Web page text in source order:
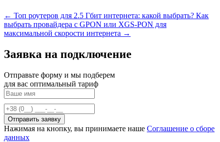
← Топ роутеров для 2.5 Гбит интернета: какой выбрать? Как
выбрать провайдера с GPON или XGS-PON для
максимальной скорости интернета →
Заявка на подключение
Отправьте форму и мы подберем
для вас оптимальный тариф
Нажимая на кнопку, вы принимаете наше Соглашение о сборе
данных